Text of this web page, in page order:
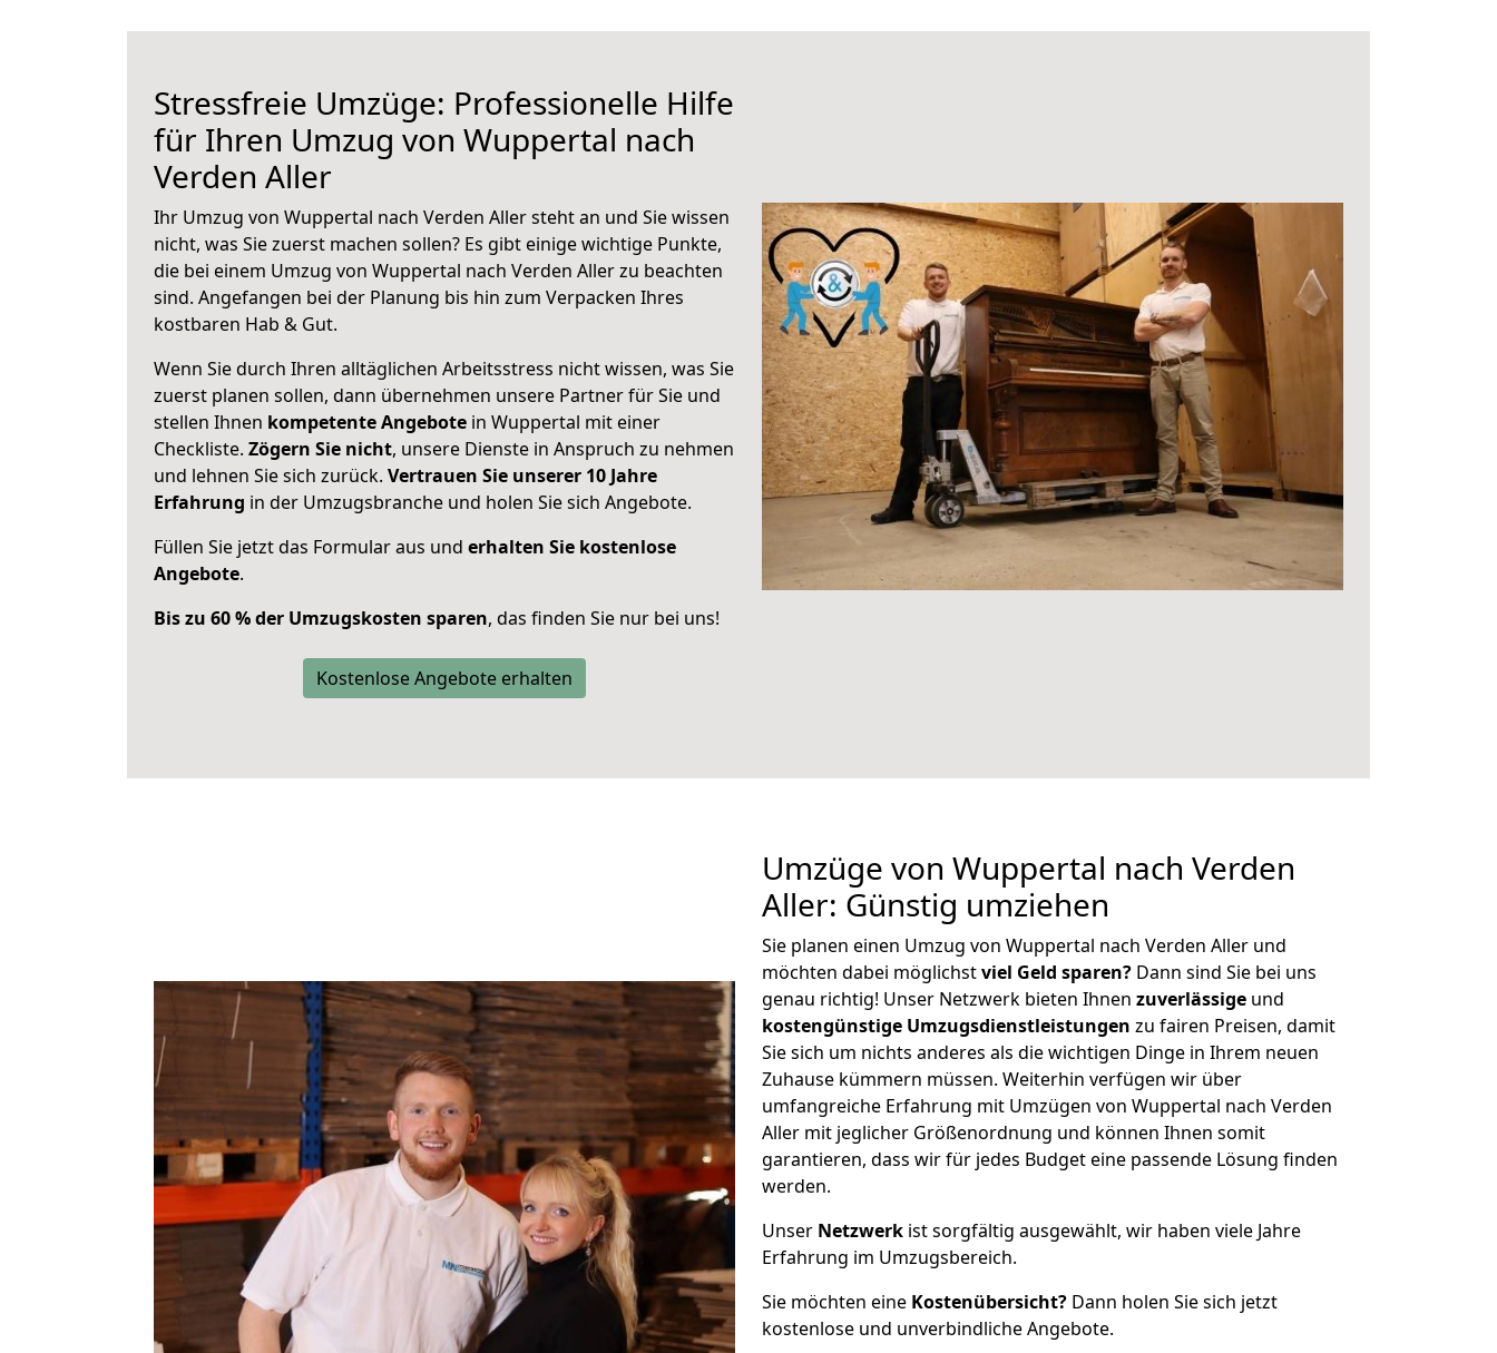
Stressfreie Umzüge: Professionelle Hilfe
für Ihren Umzug von Wuppertal nach
Verden Aller
Ihr Umzug von Wuppertal nach Verden Aller steht an und Sie wissen
nicht, was Sie zuerst machen sollen? Es gibt einige wichtige Punkte,
die bei einem Umzug von Wuppertal nach Verden Aller zu beachten
sind. Angefangen bei der Planung bis hin zum Verpacken Ihres
kostbaren Hab & Gut.
Wenn Sie durch Ihren alltäglichen Arbeitsstress nicht wissen, was Sie
zuerst planen sollen, dann übernehmen unsere Partner für Sie und
stellen Ihnen kompetente Angebote in Wuppertal mit einer
Checkliste. Zögern Sie nicht, unsere Dienste in Anspruch zu nehmen
und lehnen Sie sich zurück. Vertrauen Sie unserer 10 Jahre
Erfahrung in der Umzugsbranche und holen Sie sich Angebote.
Füllen Sie jetzt das Formular aus und erhalten Sie kostenlose
Angebote.
Bis zu 60 % der Umzugskosten sparen, das finden Sie nur bei uns!
Kostenlose Angebote erhalten
Umzüge von Wuppertal nach Verden
Aller: Günstig umziehen
Sie planen einen Umzug von Wuppertal nach Verden Aller und
möchten dabei möglichstviel Geld sparen? Dann sind Sie bei uns
genau richtig! Unser Netzwerk bieten Ihnen zuverlässige und
kostengünstige Umzugsdienstleistungen zu fairen Preisen, damit
Sie sich um nichts anderes als die wichtigen Dinge in Ihrem neuen
Zuhause kümmern müssen. Weiterhin verfügen wir über
umfangreiche Erfahrung mit Umzügen von Wuppertal nach Verden
Aller mit jeglicher Größenordnung und können Ihnen somit
garantieren, dass wir für jedes Budget eine passende Lösung finden
werden.
Unser Netzwerk ist sorgfältig ausgewählt, wir haben viele Jahre
Erfahrung im Umzugsbereich.
Sie möchten eine Kostenübersicht? Dann holen Sie sich jetzt
kostenlose und unverbindliche Angebote.